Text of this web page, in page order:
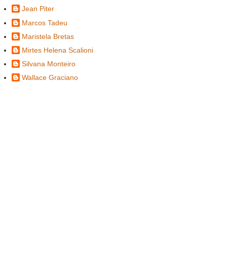
Jean Piter
Marcos Tadeu
Maristela Bretas
Mirtes Helena Scalioni
Silvana Monteiro
Wallace Graciano